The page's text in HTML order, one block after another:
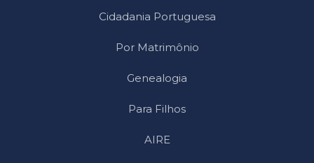
Cidadania Portuguesa
Por Matrimônio
Genealogia
Para Filhos
AIRE